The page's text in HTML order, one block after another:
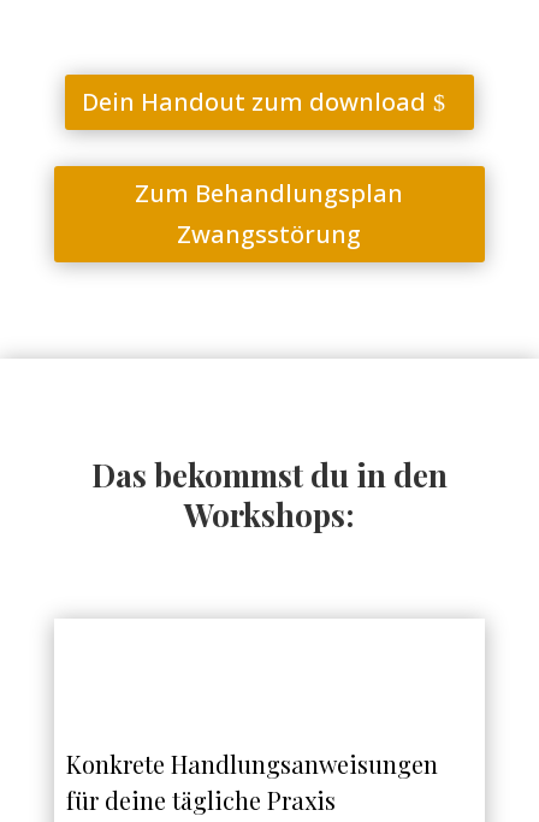
Dein Handout zum download
Zum Behandlungsplan
Zwangsstörung
Das bekommst du in den
Workshops:
Konkrete Handlungsanweisungen
für deine tägliche Praxis